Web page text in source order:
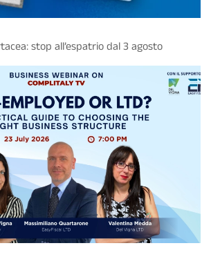
stop all’espatrio dal 3 agosto